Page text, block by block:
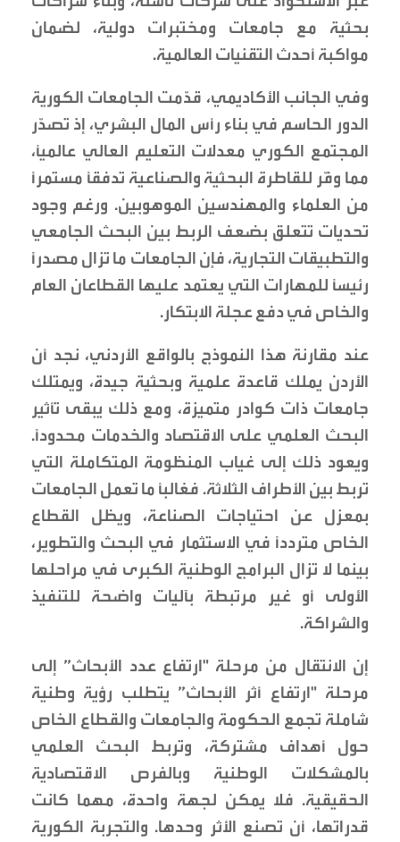
بحثية مع جامعات ومختبرات دولية، لضمان
مواكبة أحدث التقنيات العالمية.
وفي الجانب الأكاديمي، قدّمت الجامعات الكورية
الدور الحاسم في بناء رأس المال البشري، إذ تصدّر
المجتمع الكوري معدلات التعليم العالي عالميًا،
مما وفّر للقاطرة البحثية والصناعية تدفقًا مستمرًا
من العلماء والمهندسين الموهوبين. ورغم وجود
تحديات تتعلق بضعف الربط بين البحث الجامعي
والتطبيقات التجارية، فإن الجامعات ما تزال مصدرًا
رئيسًا للمهارات التي يعتمد عليها القطاعان العام
والخاص في دفع عجلة الابتكار.
عند مقارنة هذا النموذج بالواقع الأردني، نجد أن
الأردن يملك قاعدة علمية وبحثية جيدة، ويمتلك
جامعات ذات كوادر متميزة، ومع ذلك يبقى تأثير
البحث العلمي على الاقتصاد والخدمات محدودًا.
ويعود ذلك إلى غياب المنظومة المتكاملة التي
تربط بين الأطراف الثلاثة. فغالبًا ما تعمل الجامعات
بمعزل عن احتياجات الصناعة، ويظل القطاع
الخاص مترددًا في الاستثمار في البحث والتطوير،
بينما لا تزال البرامج الوطنية الكبرى في مراحلها
الأولى أو غير مرتبطة بآليات واضحة للتنفيذ
والشراكة.
إن الانتقال من مرحلة "ارتفاع عدد الأبحاث” إلى
مرحلة "ارتفاع أثر الأبحاث” يتطلب رؤية وطنية
شاملة تجمع الحكومة والجامعات والقطاع الخاص
حول أهداف مشتركة، وتربط البحث العلمي
بالمشكلات الوطنية وبالفرص الاقتصادية
الحقيقية. فلا يمكن لجهة واحدة، مهما كانت
قدراتها، أن تصنع الأثر وحدها. والتجربة الكورية